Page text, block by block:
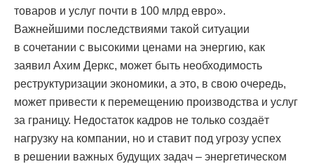
товаров и услуг почти в 100 млрд евро».
Важнейшими последствиями такой ситуации
в сочетании с высокими ценами на энергию, как
заявил Ахим Деркс, может быть необходимость
реструктуризации экономики, а это, в свою очередь,
может привести к перемещению производства и услуг
за границу. Недостаток кадров не только создаёт
нагрузку на компании, но и ставит под угрозу успех
в решении важных будущих задач – энергетическом